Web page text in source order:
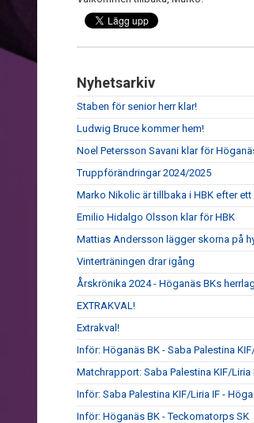
Nyhetsarkiv
Staben för senior herr klar!
Ludwig Bruce kommer hem!
Noel Petersson Savani klar för
Truppförändringar 2024/2025
Marko Nikolic är tillbaka i HBK efter ett
Emilio Hidalgo Olsson klar för HBK
Mattias Andersson lägger skorna på
Vinterträningen drar igång
Årskrönika 2024 - Höganäs BKs herrlag
EXTRAKVAL!
Extrakval!
Inför: Höganäs BK - Saba Palestina
Matchrapport: Saba Palestina KIF/Liria
Inför: Saba Palestina KIF/Liria IF -
Inför: Höganäs BK - Teckomatorps SK